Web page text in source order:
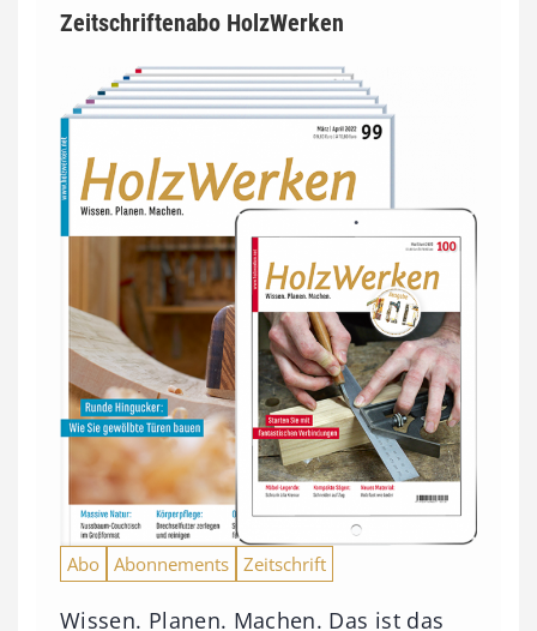
Zeitschriftenabo HolzWerken
Abo Abonnements Zeitschrift
Wissen. Planen. Machen. Das ist das